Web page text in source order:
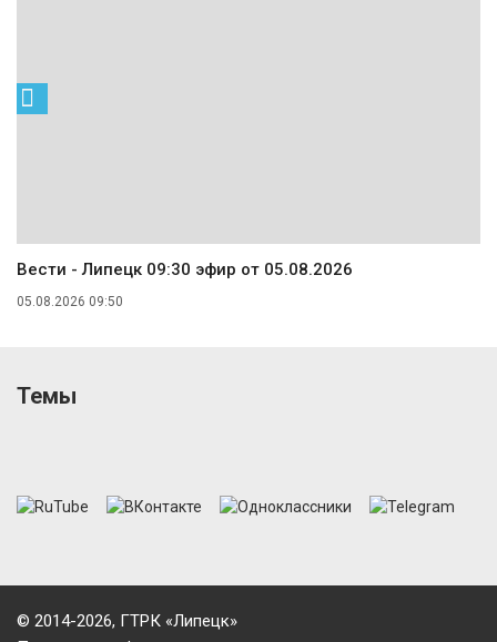
Вести - Липецк 09:30 эфир от 05.08.2026
05.08.2026 09:50
Темы
© 2014-2026, ГТРК «Липецк»